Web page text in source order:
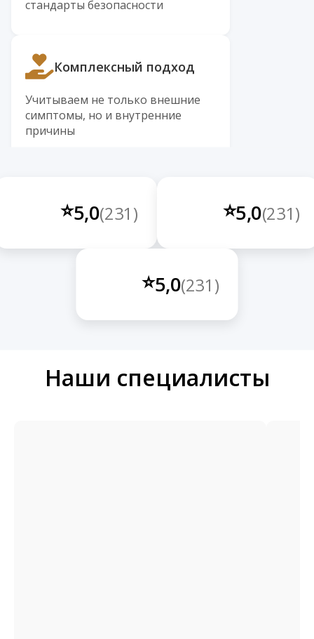
стандарты безопасности
Комплексный подход
Учитываем не только внешние
симптомы, но и внутренние
причины
⭐5,0(231) ⭐5,0(231)
⭐5,0(231)
Наши специалисты